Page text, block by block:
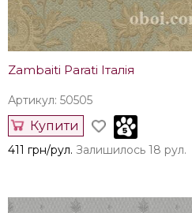
Zambaiti Parati Італія
Артикул: 50505
Купити
411 грн/рул. Залишилось 18 рул.